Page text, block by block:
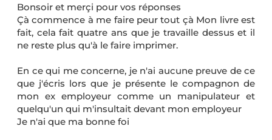
Bonsoir et merçi pour vos réponses
Çà commence à me faire peur tout çà Mon livre est
fait, cela fait quatre ans que je travaille dessus et il
ne reste plus qu'à le faire imprimer.
En ce qui me concerne, je n'ai aucune preuve de ce
que j'écris lors que je présente le compagnon de
mon ex employeur comme un manipulateur et
quelqu'un qui m'insultait devant mon employeur
Je n'ai que ma bonne foi